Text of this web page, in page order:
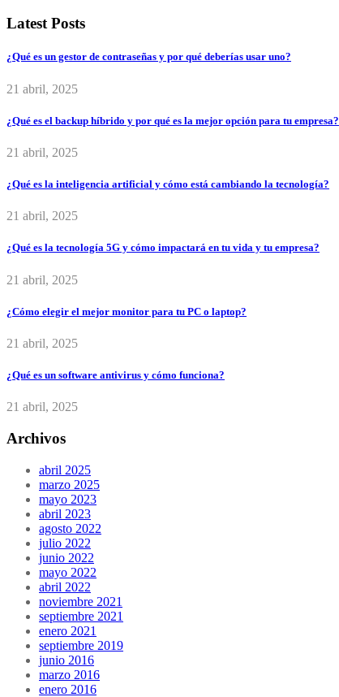
Latest Posts
¿Qué es un gestor de contraseñas y por qué deberías usar uno?
21 abril, 2025
¿Qué es el backup híbrido y por qué es la mejor opción para tu empresa?
21 abril, 2025
¿Qué es la inteligencia artificial y cómo está cambiando la tecnología?
21 abril, 2025
¿Qué es la tecnología 5G y cómo impactará en tu vida y tu empresa?
21 abril, 2025
¿Cómo elegir el mejor monitor para tu PC o laptop?
21 abril, 2025
¿Qué es un software antivirus y cómo funciona?
21 abril, 2025
Archivos
abril 2025
marzo 2025
mayo 2023
abril 2023
agosto 2022
julio 2022
junio 2022
mayo 2022
abril 2022
noviembre 2021
septiembre 2021
enero 2021
septiembre 2019
junio 2016
marzo 2016
enero 2016